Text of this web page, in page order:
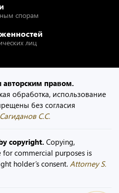
спорам
лиц
правом.
обработка, использование
без согласия
С.С.
copyright. Copying,
commercial purposes is
holder’s consent. Attorney S.